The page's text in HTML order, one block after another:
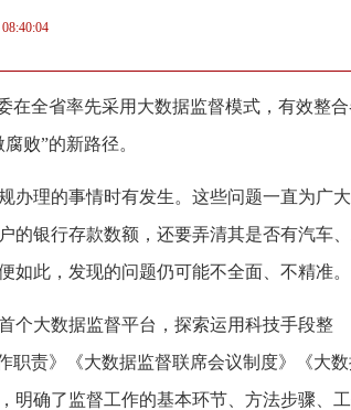
全省率先采用大数据监督模式，有效整合
败”的新路径。
办理的事情时有发生。这些问题一直为广
的银行存款数额，还要弄清其是否有汽车
此，发现的问题仍可能不全面、不精准。
个大数据监督平台，探索运用科技手段整
职责》《大数据监督联席会议制度》《大
明确了监督工作的基本环节、方法步骤、